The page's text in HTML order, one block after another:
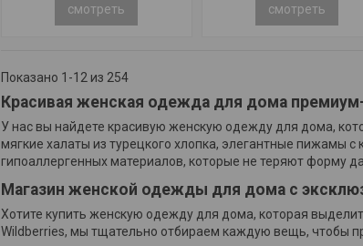
смотреть смотреть
Показано 1-12 из 254
Красивая женская одежда для дома
У нас вы найдете красивую женскую одежду для дома,
мягкие халаты из турецкого хлопка, элегантные пижамы
гипоаллергенных материалов, которые не теряют форму
Магазин женской одежды для дома с
Хотите купить женскую одежду для дома, которая
Wildberries, мы тщательно отбираем каждую вещь, чтобы